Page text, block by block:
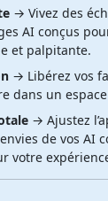
→ Vivez des
AI conçus
et palpitante.
→ Libérez vos
dans un
→ Ajustez
de vos AI
votre